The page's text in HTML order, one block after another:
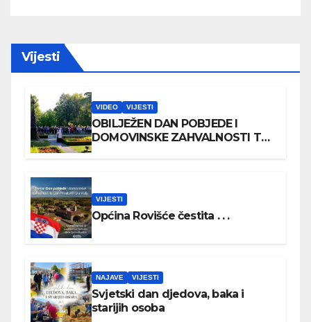
Vijesti
VIDEO VIJESTI
OBILJEŽEN DAN POBJEDE I
DOMOVINSKE ZAHVALNOSTI TE
VIJESTI
Općina Rovišće čestita . . .
NAJAVE VIJESTI
Svjetski dan djedova, baka i
starijih osoba